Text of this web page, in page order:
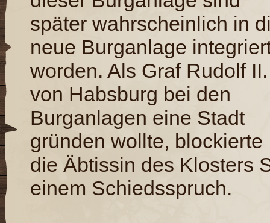
später wahrscheinlich in
neue Burganlage
worden. Als Graf Rudolf II.
von Habsburg bei den
Burganlagen eine Stadt
gründen wollte, blockierte
die Äbtissin des Klosters
einem Schiedsspruch.